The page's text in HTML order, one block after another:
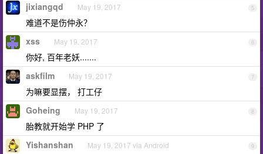
5
jixiangqd May 19, 2017
难道不是伤仲永？
6
xss May 19, 2017
你好, 百年老妖.......
7
askfilm May 19, 2017
为嘛要显摆， 打工仔
8
Goheing May 19, 2017
胎教就开始学 PHP 了
9
Yishanshan May 19, 2017 via Android